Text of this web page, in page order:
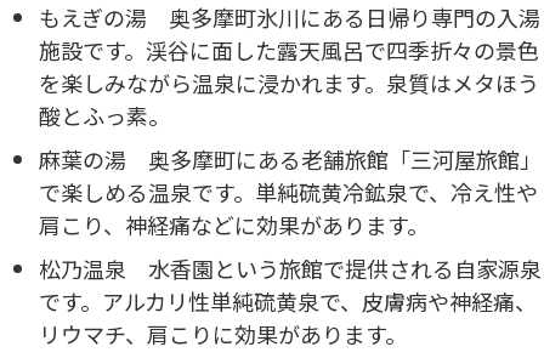
もえぎの湯 奥多摩町氷川にある日帰り専門の入湯
施設です。渓谷に面した露天風呂で四季折々の景色
を楽しみながら温泉に浸かれます。泉質はメタほう
酸とふっ素。
麻葉の湯 奥多摩町にある老舗旅館「三河屋旅館」
で楽しめる温泉です。単純硫黄冷鉱泉で、冷え性や
肩こり、神経痛などに効果があります。
松乃温泉 水香園という旅館で提供される自家源泉
です。アルカリ性単純硫黄泉で、皮膚病や神経痛、
リウマチ、肩こりに効果があります。